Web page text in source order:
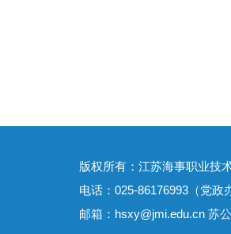
版权所有：江苏海事职业技
电话：025-86176993（党政
邮箱：hsxy@jmi.edu.cn 苏